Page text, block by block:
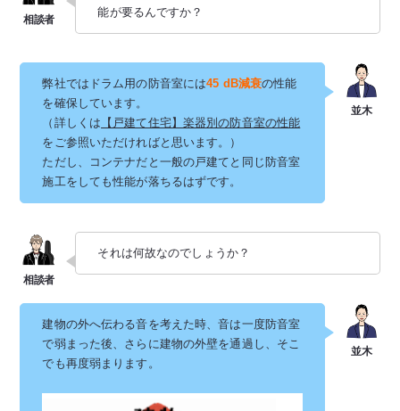
能が要るんですか？
弊社ではドラム用の防音室には45 dB減衰の性能
を確保しています。
（詳しくは 【戸建て住宅】楽器別の防音室の性能
をご参照いただければと思います。）
ただし、コンテナだと一般の戸建てと同じ防音室
施工をしても性能が落ちるはずです。
それは何故なのでしょうか？
建物の外へ伝わる音を考えた時、音は一度防音室
で弱まった後、さらに建物の外壁を通過し、そこ
でも再度弱まります。